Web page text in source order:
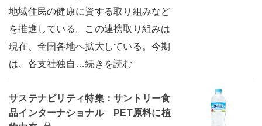
地域住民の健康に資する取り組みなど
を推進している。この連携取り組みは
現在、全国各地へ拡大している。今期
は、各支社独自…続きを読む
サステナビリティ特集：サントリー食
品インターナショナル PET原料に植